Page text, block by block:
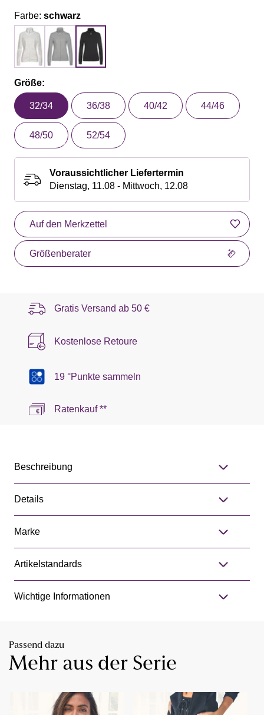
Farbe: schwarz
Größe:
32/34 36/38 40/42 44/46
48/50 52/54
Voraussichtlicher Liefertermin
Dienstag, 11.08 - Mittwoch, 12.08
Auf den Merkzettel
Größenberater
Gratis Versand ab 50 €
Kostenlose Retoure
19 °Punkte sammeln
Ratenkauf **
Beschreibung
Details
Marke
Artikelstandards
Wichtige Informationen
Passend dazu
Mehr aus der Serie